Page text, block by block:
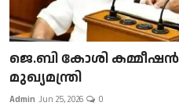
ജെ.ബി കോശി കമ്മീഷൻ
മുഖ്യമന്ത്രി
Admin Jun 25, 2026 0